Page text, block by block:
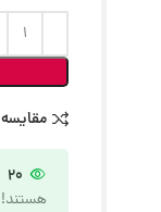
مقایسه
20
هستند!